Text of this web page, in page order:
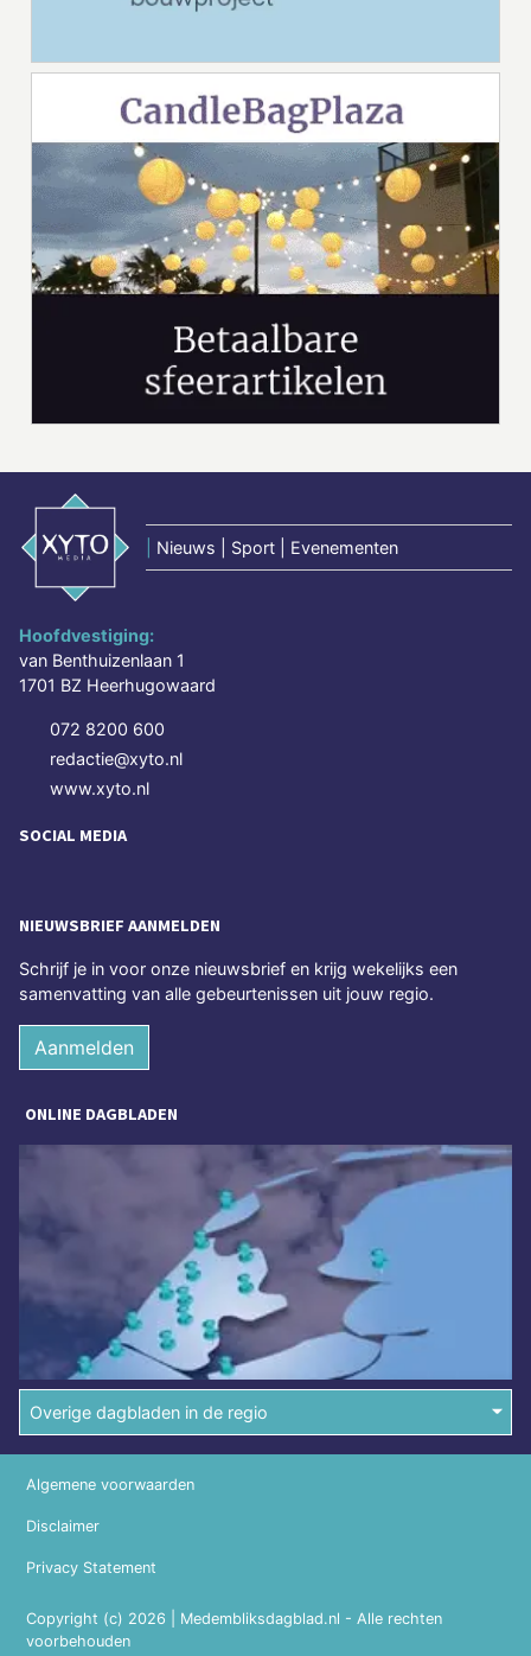
Nieuws | Sport | Evenementen
Hoofdvestiging:
van Benthuizenlaan 1
1701 BZ Heerhugowaard
072 8200 600
redactie@xyto.nl
www.xyto.nl
SOCIAL MEDIA
NIEUWSBRIEF AANMELDEN
Schrijf je in voor onze nieuwsbrief en krijg wekelijks een
samenvatting van alle gebeurtenissen uit jouw regio.
Aanmelden
ONLINE DAGBLADEN
Overige dagbladen in de regio
Copyright (c) 2026 | Medembliksdagblad.nl - Alle rechten
voorbehouden
Algemene voorwaarden
Disclaimer
Privacy Statement